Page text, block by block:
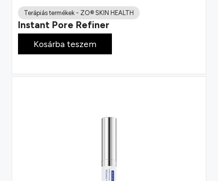
Terápiás termékek - ZO® SKIN HEALTH
Instant Pore Refiner
Kosárba teszem